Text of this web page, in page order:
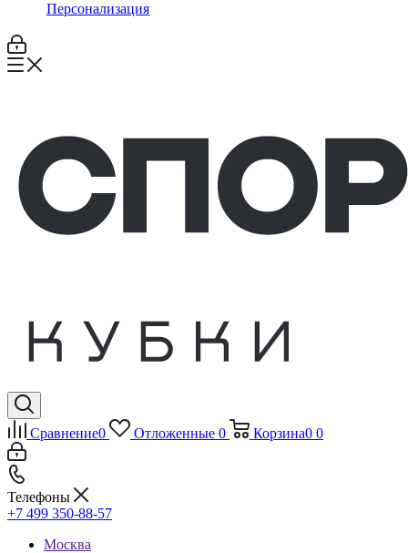
Персонализация
Сравнение0 Отложенные 0 Корзина0 0
Телефоны
+7 499 350-88-57
Москва